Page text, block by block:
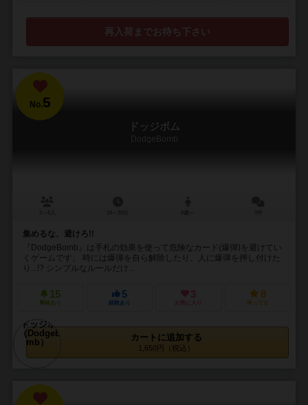
再入荷までお待ち下さい
No.5
ドッジボム
DodgeBomb
集めるな、避けろ!!
『DodgeBomb』は手札の効果を使って危険なカード(爆弾)を避けてい
くゲームです。 時には爆弾を自ら解除したり、人に爆弾を押し付けた
り...!? シンプルなルールだけ...
15
興味あり
5
経験あり
3
お気に入り
8
持ってる
カートに追加する
1,650円（税込）